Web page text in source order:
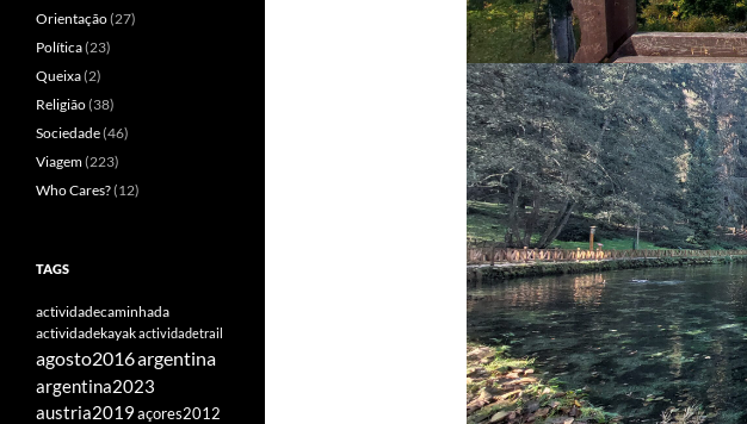
Orientação(27)
Política(23)
Queixa(2)
Religião(38)
Sociedade(46)
Viagem(223)
Who Cares?(12)
TAGS
actividadecaminhada
actividadekayakactividadetrail
agosto2016argentina
argentina2023
austria2019açores2012